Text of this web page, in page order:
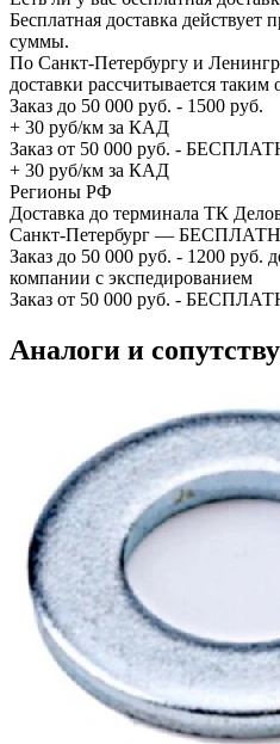
Бесплатная доставка действует
суммы.
По Санкт-Петербургу и
доставки рассчитывается таким
Заказ до 50 000 руб. - 1500 руб.
+ 30 руб/км за КАД
Заказ от 50 000 руб. -
+ 30 руб/км за КАД
Регионы РФ
Доставка до терминала ТК
Санкт-Петербург —
Заказ до 50 000 руб. - 1200 руб.
компании с экспедированием
Заказ от 50 000 руб. -
Аналоги и